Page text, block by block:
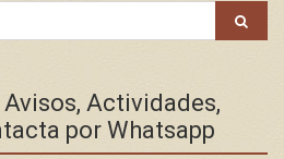
Actividades,
por Whatsapp